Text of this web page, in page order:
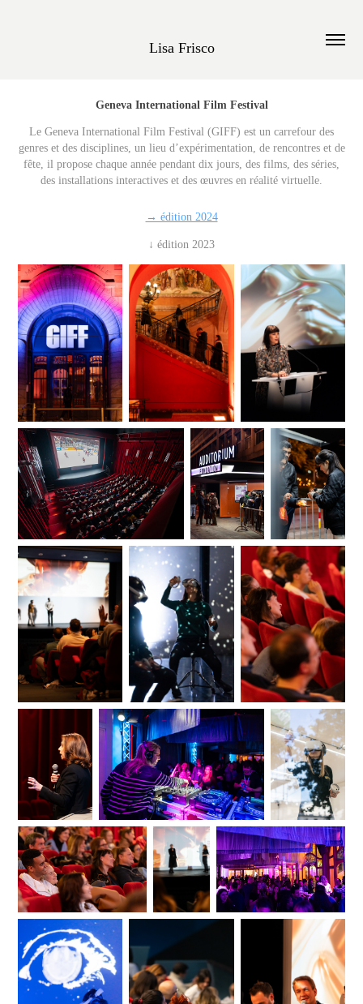
Lisa Frisco
Geneva International Film Festival
Le Geneva International Film Festival (GIFF) est un carrefour des
genres et des disciplines, un lieu d’expérimentation, de rencontres et de
fête, il propose chaque année pendant dix jours, des films, des séries,
des installations interactives et des œuvres en réalité virtuelle.
→ édition 2024
↓ édition 2023